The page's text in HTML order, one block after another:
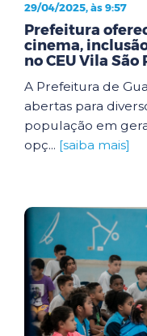
29/04/2025, às 9:57
Prefeitura
cinema,
no CEU Vila São
A Prefeitura de
abertas para
população em
opç... [saiba mais]